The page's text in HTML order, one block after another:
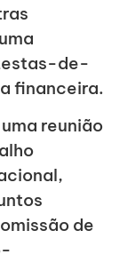
de-
financeira.
reunião
de